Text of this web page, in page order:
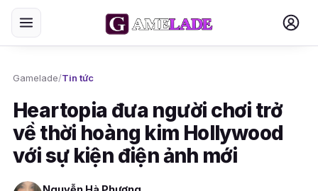
Gamelade/Tin tức
Heartopia đưa người chơi trở
về thời hoàng kim Hollywood
với sự kiện điện ảnh mới